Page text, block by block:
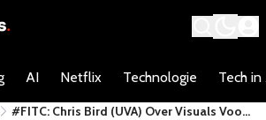
AI Netflix Technologie Tech in
#FITC: Chris Bird (UVA) Over Visuals Voor